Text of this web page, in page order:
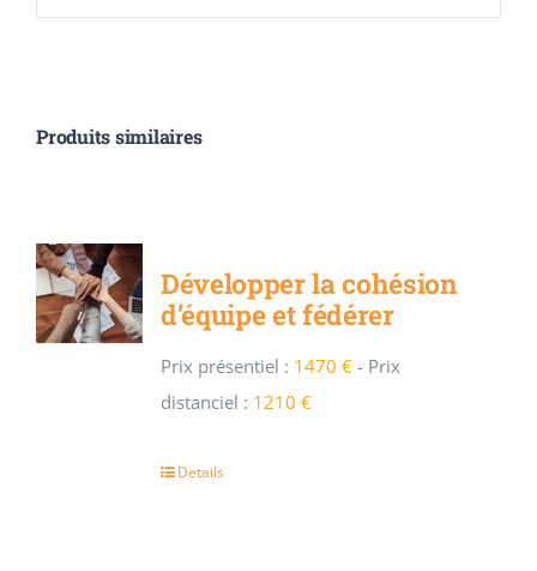
Produits similaires
Développer la cohésion
d’équipe et fédérer
Prix présentiel : 1470 € - Prix
distanciel : 1210 €
Details